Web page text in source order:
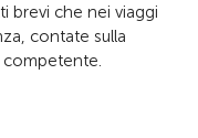
brevi che nei viaggi
contate sulla